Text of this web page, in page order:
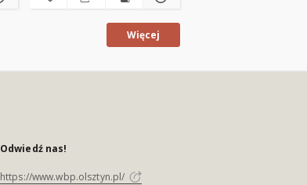
Więcej
Odwiedź nas!
https://www.wbp.olsztyn.pl/